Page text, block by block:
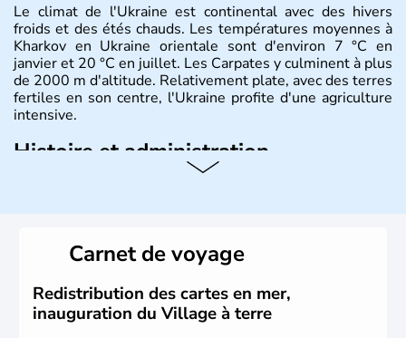
Le climat de l'Ukraine est continental avec des hivers
froids et des étés chauds. Les températures moyennes à
Kharkov en Ukraine orientale sont d'environ 7 °C en
janvier et 20 °C en juillet. Les Carpates y culminent à plus
de 2000 m d'altitude. Relativement plate, avec des terres
fertiles en son centre, l'Ukraine profite d'une agriculture
intensive.
Histoire et administration
remonte au 24 août 1991. Sébastopol, Karkhov et
Odessa sont les principales villes d'Ukraine.
Carnet de voyage
Redistribution des cartes en mer,
inauguration du Village à terre